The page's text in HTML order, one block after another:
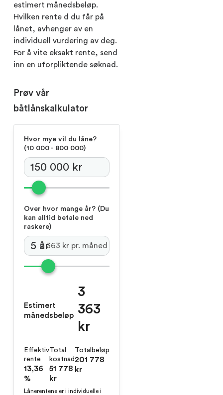
estimert månedsbeløp.
Hvilken rente d du får på
lånet, avhenger av en
individuell vurdering av deg.
For å vite eksakt rente, send
inn en uforpliktende søknad.
Prøv vår
båtlånskalkulator
Hvor mye vil du låne?
(‍10 000 - 800 000)
Over hvor mange år? (Du
kan alltid betale ned
raskere)
3 363 kr pr. måned
Estimert
månedsbeløp
3
363
kr
Effektiv
rente
13,36
%
Total
kostnad
51 778
kr
Totalbeløp
201 778
kr
Lånerentene er i individuelle i